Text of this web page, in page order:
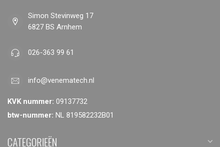
Simon Stevinweg 17
6827 BS Arnhem
026-363 99 61
info@venematech.nl
KVK nummer: 09137732
btw-nummer: NL 819582232B01
CATEGORIEËN